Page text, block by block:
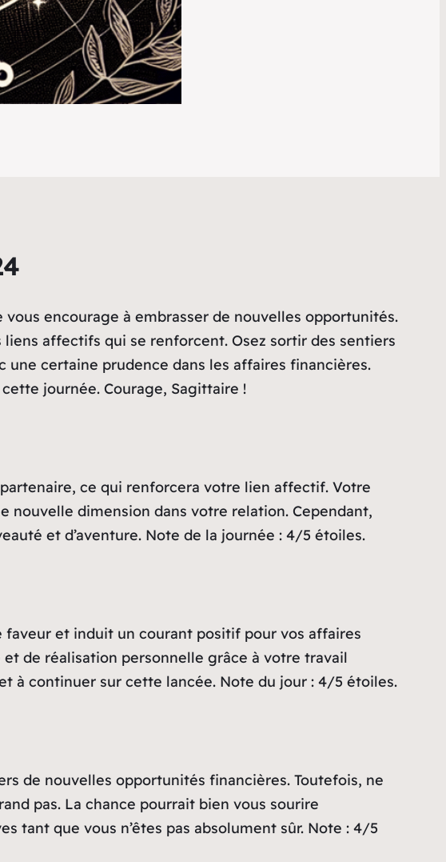
encourage à embrasser de nouvelles opportunités.
affectifs qui se renforcent. Osez sortir des sentiers
une certaine prudence dans les affaires financières.
journée. Courage, Sagittaire !
ce qui renforcera votre lien affectif. Votre
nouvelle dimension dans votre relation. Cependant,
et d’aventure. Note de la journée : 4/5 étoiles.
et induit un courant positif pour vos affaires
de réalisation personnelle grâce à votre travail
à continuer sur cette lancée. Note du jour : 4/5 étoiles.
de nouvelles opportunités financières. Toutefois, ne
pas. La chance pourrait bien vous sourire
tant que vous n’êtes pas absolument sûr. Note : 4/5